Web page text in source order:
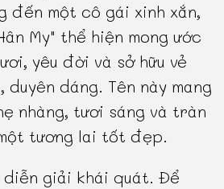
đến một cô gái xinh xắn,
My" thể hiện mong ước
yêu đời và sở hữu vẻ
dáng. Tên này mang
nhàng, tươi sáng và tràn
tương lai tốt đẹp.
giải khái quát. Để